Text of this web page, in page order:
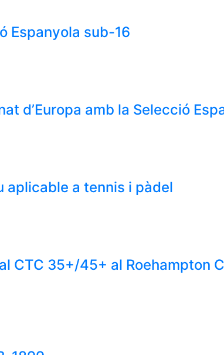
Espanyola sub-16
d’Europa amb la Selecció
aplicable a tennis i pàdel
CTC 35+/45+ al Roehampton